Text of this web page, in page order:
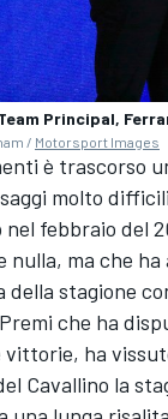
Principal,
/ Motorsport Images
è trascorso
molto
febbraio del
nulla, ma che
della stagione
che ha
ha
Cavallino la